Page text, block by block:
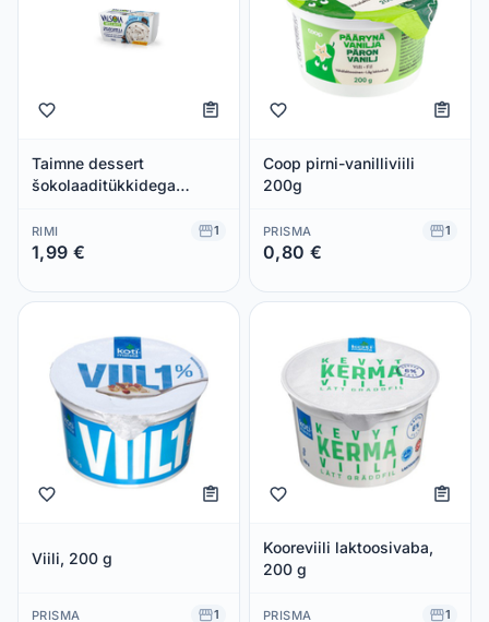
Taimne dessert
šokolaaditükkidega
2x125g
RIMI 1
1,99 €
Coop pirni-vanilliviili
200g
PRISMA 1
0,80 €
Viili, 200 g
PRISMA 1
Kooreviili laktoosivaba,
200 g
PRISMA 1